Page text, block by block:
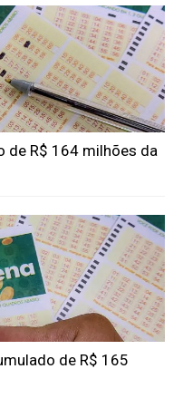
de R$ 164 milhões da
de R$ 165